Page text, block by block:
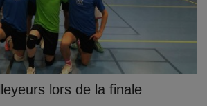
lors de la finale